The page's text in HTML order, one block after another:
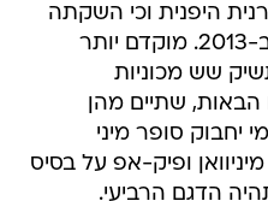
היפנית וכי השקתה
צפויה להיות לכל המאוחר ב-2013. מוקדם יותר
שש מכוניות
הבאות, שתיים מהן
יחבוק סופר מיני
ופיק-אפ על בסיס
הדגם הרביעי.